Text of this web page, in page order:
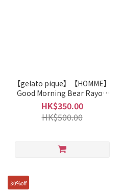
【gelato pique】【HOMME】
Good Morning Bear Rayon
Pants PMCP261963
HK$350.00
HK$500.00
30%off